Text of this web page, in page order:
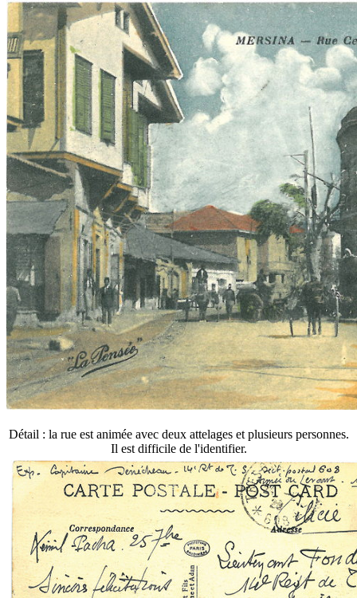
Détail : la rue est animée avec deux attelages et plusieurs personnes.
Il est difficile de l'identifier.